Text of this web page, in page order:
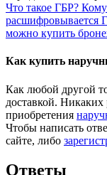
Что такое ГБР?
расшифровывается
можно купить
Как купить
Как любой другой
доставкой.
приобретения
Чтобы написать
сайте, либо
Ответы